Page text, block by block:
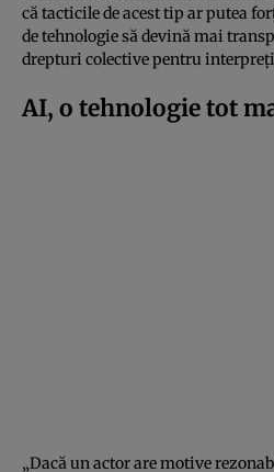
că tacticile de acest tip ar putea
de tehnologie să devină mai
drepturi colective pentru
AI, o tehnologie tot
„Dacă un actor are motive